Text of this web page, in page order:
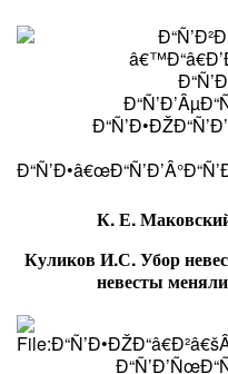
К. Е.
Куликов И.С. Убор
невесты